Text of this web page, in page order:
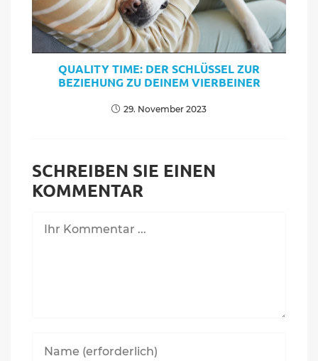
QUALITY TIME: DER SCHLÜSSEL ZUR
BEZIEHUNG ZU DEINEM VIERBEINER
29. November 2023
SCHREIBEN SIE EINEN
KOMMENTAR
Sie